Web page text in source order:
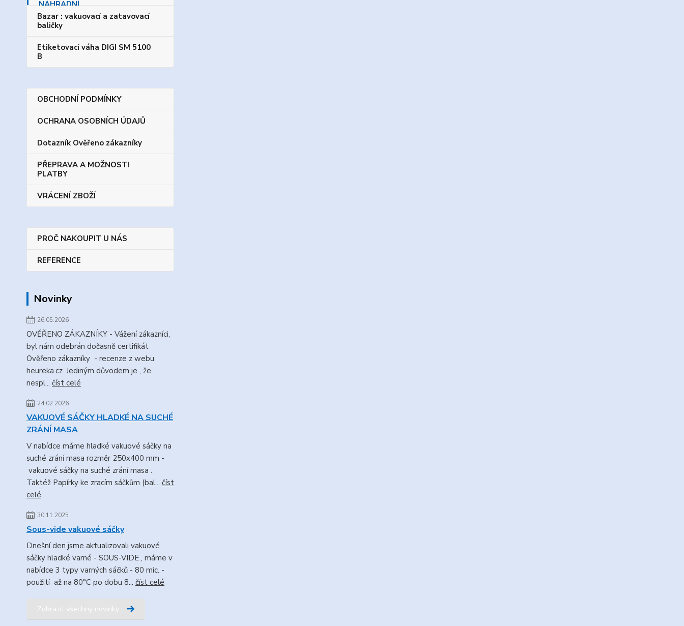
Bazar : vakuovací a zatavovací
baličky
Etiketovací váha DIGI SM 5100
B
OBCHODNÍ PODMÍNKY
OCHRANA OSOBNÍCH ÚDAJŮ
Dotazník Ověřeno zákazníky
PŘEPRAVA A MOŽNOSTI
PLATBY
VRÁCENÍ ZBOŽÍ
PROČ NAKOUPIT U NÁS
REFERENCE
Novinky
26.05.2026
OVĚŘENO ZÁKAZNÍKY - Vážení zákazníci,
byl nám odebrán dočasně certifikát
Ověřeno zákazníky - recenze z webu
heureka.cz. Jediným důvodem je , že
nespl... číst celé
24.02.2026
VAKUOVÉ SÁČKY HLADKÉ NA SUCHÉ
ZRÁNÍ MASA
V nabídce máme hladké vakuové sáčky na
suché zrání masa rozměr 250x400 mm -
vakuové sáčky na suché zrání masa .
Taktéž Papírky ke zracím sáčkům (bal... číst
celé
30.11.2025
Sous-vide vakuové sáčky
Dnešní den jsme aktualizovali vakuové
sáčky hladké varné - SOUS-VIDE , máme v
nabídce 3 typy varných sáčků - 80 mic. -
použití až na 80°C po dobu 8... číst celé
Zobrazit všechny novinky